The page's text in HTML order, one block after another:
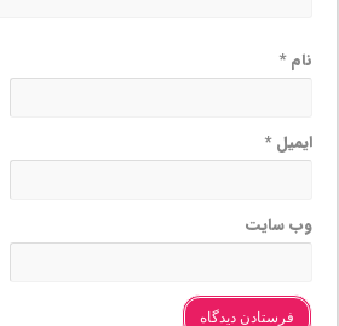
نام*
ایمیل*
وب‌ سایت